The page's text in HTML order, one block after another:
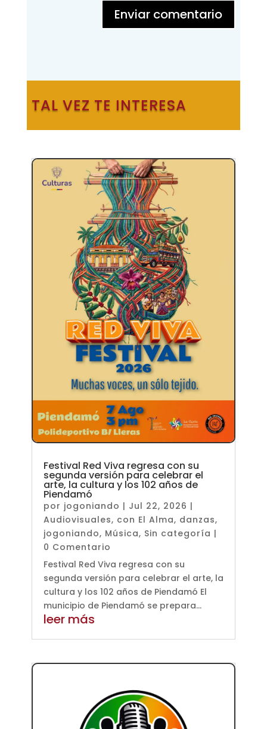
Enviar comentario
TAL VEZ TE INTERESA
Festival Red Viva regresa con su
segunda versión para celebrar el
arte, la cultura y los 102 años de
Piendamó
por jogoniando | Jul 22, 2026 |
Audiovisuales, con El Alma, danzas,
jogoniando, Música, Sin categoría |
0 Comentario
Festival Red Viva regresa con su
segunda versión para celebrar el arte, la
cultura y los 102 años de Piendamó El
municipio de Piendamó se prepara...
leer más